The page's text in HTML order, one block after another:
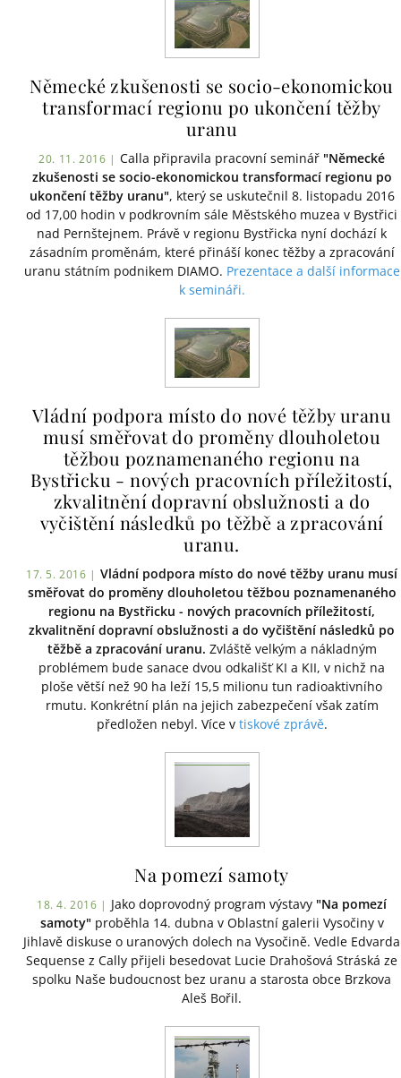
Německé zkušenosti se socio-ekonomickou
transformací regionu po ukončení těžby
uranu
20. 11. 2016 | Calla připravila pracovní seminář "Německé
zkušenosti se socio-ekonomickou transformací regionu po
ukončení těžby uranu", který se uskutečnil 8. listopadu 2016
od 17,00 hodin v podkrovním sále Městského muzea v Bystřici
nad Pernštejnem. Právě v regionu Bystřicka nyní dochází k
zásadním proměnám, které přináší konec těžby a zpracování
uranu státním podnikem DIAMO. Prezentace a další informace
k semináři.
Vládní podpora místo do nové těžby uranu
musí směřovat do proměny dlouholetou
těžbou poznamenaného regionu na
Bystřicku - nových pracovních příležitostí,
zkvalitnění dopravní obslužnosti a do
vyčištění následků po těžbě a zpracování
uranu.
17. 5. 2016 | Vládní podpora místo do nové těžby uranu musí
směřovat do proměny dlouholetou těžbou poznamenaného
regionu na Bystřicku - nových pracovních příležitostí,
zkvalitnění dopravní obslužnosti a do vyčištění následků po
těžbě a zpracování uranu. Zvláště velkým a nákladným
problémem bude sanace dvou odkališť KI a KII, v nichž na
ploše větší než 90 ha leží 15,5 milionu tun radioaktivního
rmutu. Konkrétní plán na jejich zabezpečení však zatím
předložen nebyl. Více v tiskové zprávě.
Na pomezí samoty
18. 4. 2016 | Jako doprovodný program výstavy "Na pomezí
samoty"proběhla 14. dubna v Oblastní galerii Vysočiny v
Jihlavě diskuse o uranových dolech na Vysočině. Vedle Edvarda
Sequense z Cally přijeli besedovat Lucie Drahošová Stráská ze
spolku Naše budoucnost bez uranu a starosta obce Brzkova
Aleš Bořil.